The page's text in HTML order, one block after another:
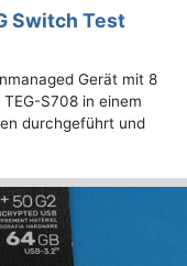
Switch Test
Gerät mit 8
S708 in einem
durchgeführt und